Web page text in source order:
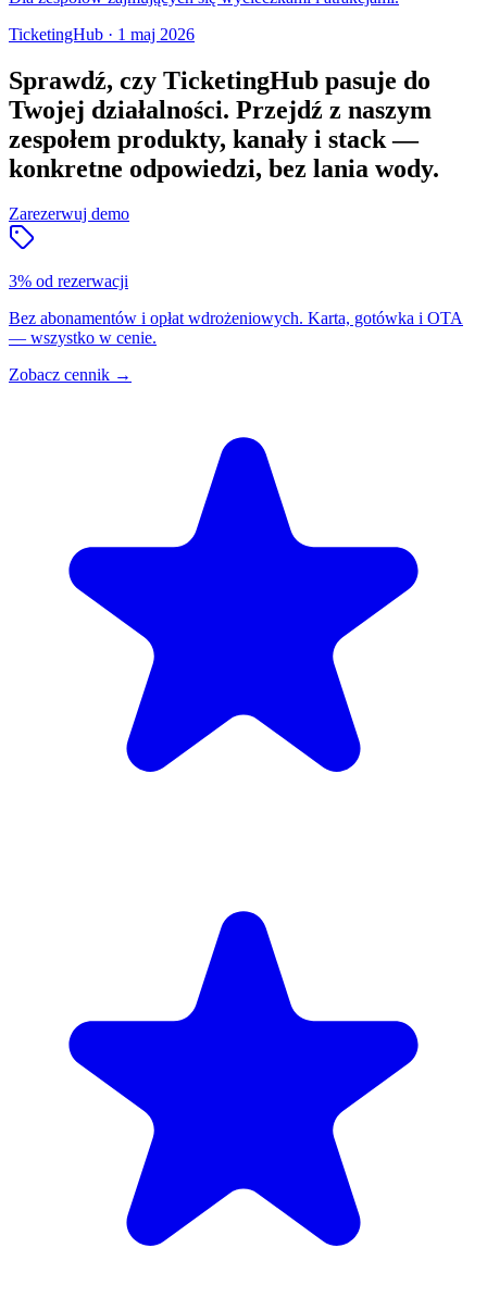
TicketingHub · 1 maj 2026
Sprawdź, czy TicketingHub pasuje do
Twojej działalności. Przejdź z naszym
zespołem produkty, kanały i stack —
konkretne odpowiedzi, bez lania wody.
Zarezerwuj demo
3% od rezerwacji
Bez abonamentów i opłat wdrożeniowych. Karta, gotówka i OTA
— wszystko w cenie.
Zobacz cennik →